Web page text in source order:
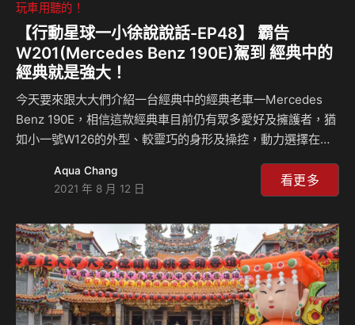
玩車用聽的！
【行動星球⼀小徐說說話-EP48】 霸告
W201(Mercedes Benz 190E)駕到 經典中的
經典就是強大！
今天要來跟大大們介紹一台經典中的經典老車⼀Mercedes
Benz 190E，相信這款經典車目前仍有眾多愛好及擁護者，猶
如小一號W126的外型、較靈巧的身形及操控，動力選擇在當
的人氣仍居高不下。在台灣，190E 2.3數量算是不少，也是
Celsior推薦的入手車款，為什麼？來聽Celsior麼說？
Aqua Chang
2021 年 8 月 12 日
看更多